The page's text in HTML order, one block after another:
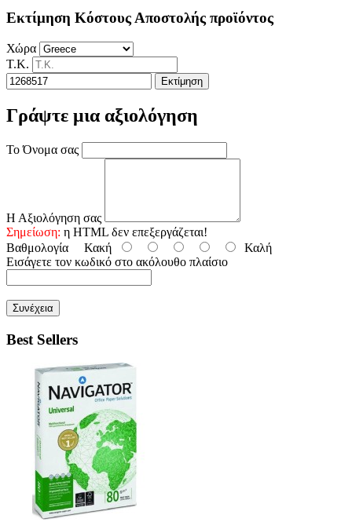
Εκτίμηση Κόστους Αποστολής προϊόντος
Χώρα
Τ.Κ.
Εκτίμηση
Γράψτε μια αξιολόγηση
Το Όνομα σας
Η Αξιολόγηση σας
Σημείωση: η HTML δεν επεξεργάζεται!
Βαθμολογία Κακή
Καλή
Εισάγετε τον κωδικό στο ακόλουθο πλαίσιο
Συνέχεια
Best Sellers